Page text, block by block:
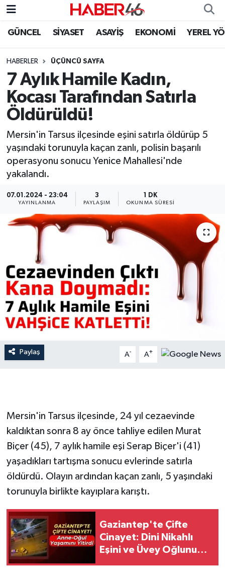
GÜNCEL SİYASET ASAYİŞ EKONOMİ YEREL
HABERLER ÜÇÜNCÜ SAYFA
7 Aylık Hamile Kadın,
Kocası Tarafından Satırla
Öldürüldü!
Mersin'in Tarsus ilçesinde eşini satırla öldürüp 5
yaşındaki torunuyla kaçan zanlı, polisin başarılı
operasyonu sonucu Yenice Mahallesi'nde
yakalandı.
07.01.2024 - 23:04
YAYINLANMA
3
PAYLAŞIM
1 DK
OKUNMA SÜRESI
Paylaş A- A+
Mersin'in Tarsus ilçesinde, 24 yıl cezaevinde
kaldıktan sonra 8 ay önce tahliye edilen Murat
Biçer (45), 7 aylık hamile eşi Serap Biçer'i (41)
yaşadıkları tartışma sonucu evlerinde satırla
öldürdü. Olayın ardından kaçan zanlı, 5 yaşındaki
torunuyla birlikte kayıplara karıştı.
Gaziantep'te Çifte
Cinayet: Dini Nikahlı
Eşini ve Üvey Oğlunu
GÜNCEL
SİYASET
EKONOMİ
SPOR
YAŞAM
TEKNOLOJİ
SAĞLIK
EĞİTİM
İLÇE HABERLERİ
KÜLTÜR-SANAT
KSÜ
DÜNYA
ROPORTAJ
YEREL YÖNETİM
MEDYA
SEÇİM 2011
BİLİMNET
Yemek
Nöbetçi Eczaneler
Hava Durumu
Kahramanmaraş Namaz Vakitleri
Trafik Durumu
Süper Lig Puan Durumu ve Fikstür
Tüm Manşetler
Son Dakika Haberleri
Haber Arşivi